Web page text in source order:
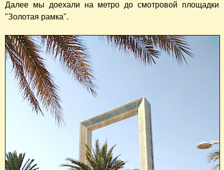
Далее мы доехали на метро до смотровой площадки
"Золотая рамка".